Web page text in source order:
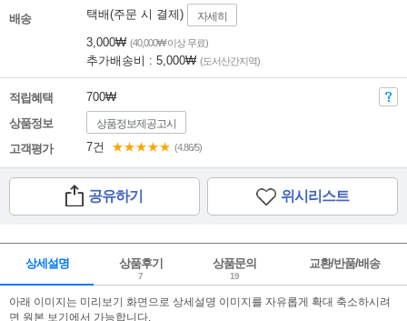
배송 택배(주문 시 결제) 자세히
3,000₩ (40,000₩ 이상 무료)
추가배송비 : 5,000₩ (도서산간지역)
적립혜택
700₩
상품정보
상품정보제공고시
고객평가 7건 ★★★★★ (4.86/5)
공유하기 위시리스트
상세설명 상품후기
7
상품문의
19
교환/반품/배송
아래 이미지는 미리보기 화면으로 상세설명 이미지를 자유롭게 확대 축소하시려
면 원본 보기에서 가능합니다.